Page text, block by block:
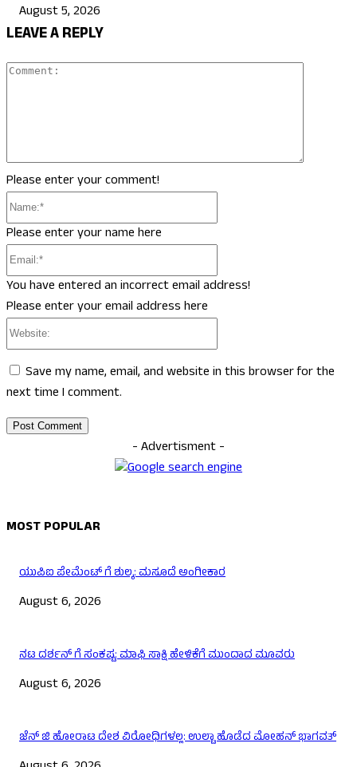
August 5, 2026
LEAVE A REPLY
Please enter your comment!
Please enter your name here
You have entered an incorrect email address!
Please enter your email address here
Save my name, email, and website in this browser for the
next time I comment.
- Advertisment -
MOST POPULAR
ಯುಪಿಐ ಪೇಮೆಂಟ್ ಗೆ ಶುಲ್ಕ: ಮಸೂದೆ ಅಂಗೀಕಾರ
August 6, 2026
ನಟ ದರ್ಶನ್ ಗೆ ಸಂಕಷ್ಟ: ಮಾಫಿ ಸಾಕ್ಷಿ ಹೇಳಿಕೆಗೆ ಮುಂದಾದ ಮೂವರು
August 6, 2026
ಜೆನ್ ಜಿ ಹೋರಾಟ ದೇಶ ವಿರೋಧಿಗಳಲ್ಲ: ಉಲ್ಟಾ ಹೊಡೆದ ಮೋಹನ್ ಭಾಗವತ್